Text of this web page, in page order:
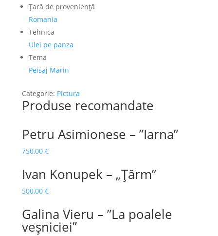
Ţară de provenienţă
Romania
Tehnica
Ulei pe panza
Tema
Peisaj Marin
Categorie: Pictura
Produse recomandate
Petru Asimionese – ”Iarna”
750,00 €
Ivan Konupek – „Țărm”
500,00 €
Galina Vieru – ”La poalele
veșniciei”